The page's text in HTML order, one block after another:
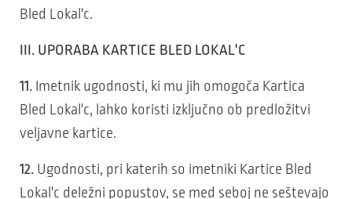
Bled Lokal'c.
III. UPORABA KARTICE BLED LOKAL'C
11. Imetnik ugodnosti, ki mu jih omogoča Kartica
Bled Lokal'c, lahko koristi izključno ob predložitvi
veljavne kartice.
12. Ugodnosti, pri katerih so imetniki Kartice Bled
Lokal'c deležni popustov, se med seboj ne seštevajo